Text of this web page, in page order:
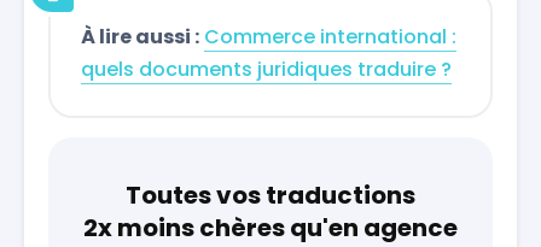
À lire aussi : Commerce international :
quels documents juridiques traduire ?
Toutes vos traductions
2x moins chères qu'en agence